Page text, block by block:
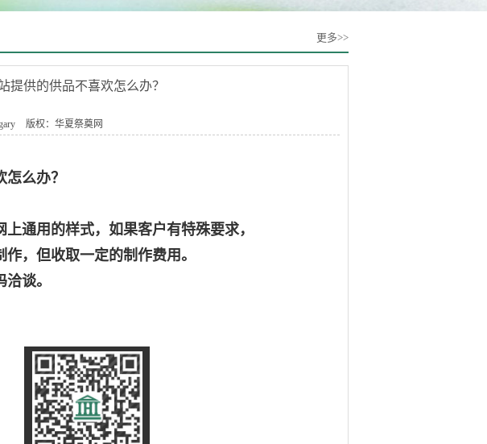
更多>>
提供的供品不喜欢怎么办？
版权：华夏祭奠网
么办？
通用的样式，如果客户有特殊要求，
，但收取一定的制作费用。
谈。